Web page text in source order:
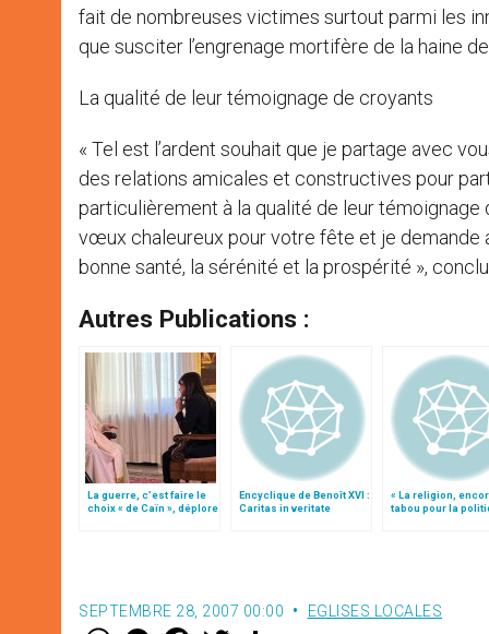
fait de nombreuses victimes surtout parmi les
que susciter l’engrenage mortifère de la haine
La qualité de leur témoignage de croyants
« Tel est l’ardent souhait que je partage avec
des relations amicales et constructives pour
particulièrement à la qualité de leur
vœux chaleureux pour votre fête et je demande
bonne santé, la sérénité et la prospérité »,
Autres Publications :
La guerre, c’est faire le
choix « de Caïn », déplore
Encyclique de Benoît XVI :
Caritas in veritate
« La religion,
tabou pour la
SEPTEMBRE 28, 2007 00:00 EGLISES LOCALES